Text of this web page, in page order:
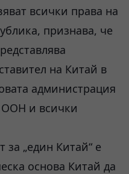
всички права на
признава, че
на Китай в
администрация
ООН и всички
за „един Китай“ е
основа Китай да